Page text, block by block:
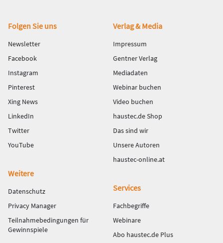
Fußbereich
Folgen Sie uns
Newsletter
Facebook
Instagram
Pinterest
Xing News
LinkedIn
Twitter
YouTube
Verlag & Media
Impressum
Gentner Verlag
Mediadaten
Webinar buchen
Video buchen
haustec.de Shop
Das sind wir
Unsere Autoren
haustec-online.at
Weitere
Datenschutz
Privacy Manager
Teilnahmebedingungen für
Gewinnspiele
Services
Fachbegriffe
Webinare
Abo haustec.de Plus